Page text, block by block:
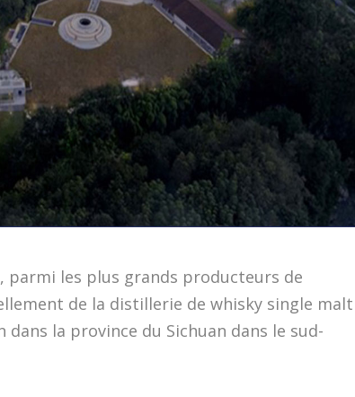
parmi les plus grands producteurs de
de la distillerie de whisky single malt
la province du Sichuan dans le sud-